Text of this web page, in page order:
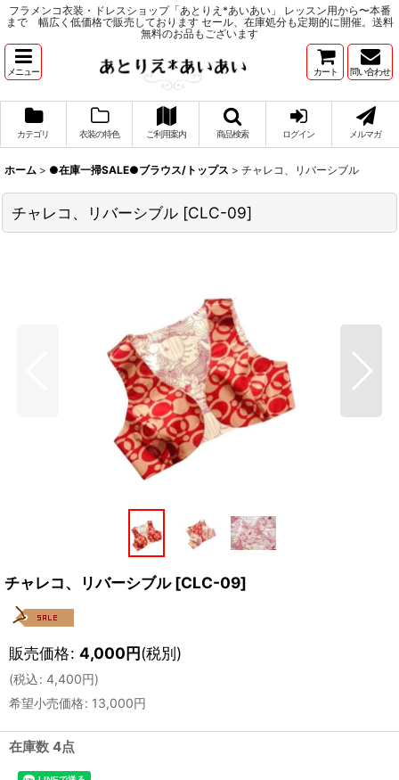
フラメンコ衣装・ドレスショップ「あとりえ*あいあい」 レッスン用から〜本番
まで 幅広く低価格で販売しております セール、在庫処分も定期的に開催。送料
無料のお品もございます
メニュー カート 問い合わせ
カテゴリ 衣装の特色 ご利用案内 商品検索 ログイン メルマガ
ホーム > ●在庫一掃SALE●ブラウス/トップス > チャレコ、リバーシブル
チャレコ、リバーシブル [CLC-09]
チャレコ、リバーシブル [CLC-09]
販売価格: 4,000円(税別)
(税込: 4,400円)
希望小売価格: 13,000円
在庫数 4点